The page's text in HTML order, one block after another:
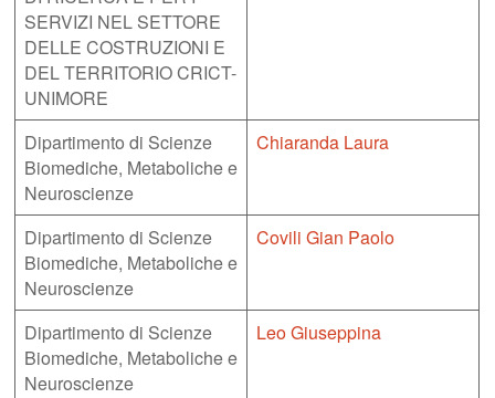
SERVIZI NEL SETTORE
DELLE COSTRUZIONI E
DEL TERRITORIO CRICT-
UNIMORE
Dipartimento di Scienze
Biomediche, Metaboliche e
Neuroscienze
Chiaranda Laura
Dipartimento di Scienze
Biomediche, Metaboliche e
Neuroscienze
Covili Gian Paolo
Dipartimento di Scienze
Biomediche, Metaboliche e
Neuroscienze
Leo Giuseppina